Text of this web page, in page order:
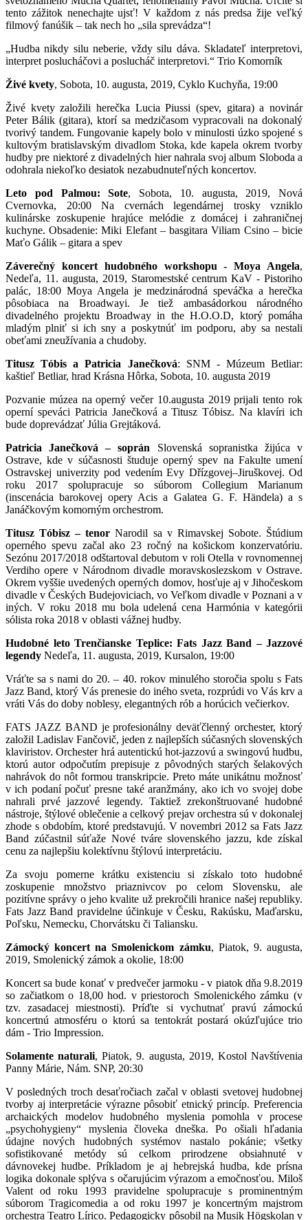
tento zážitok nenechajte ujsť! V každom z nás predsa žije veľký
filmový fanúšik – tak nech ho „sila sprevádza“!
„Hudba nikdy silu neberie, vždy silu dáva. Skladateľ interpretovi,
interpret poslucháčovi a poslucháč interpretovi.“ Trio Komorník
Živé kvety, Sobota, 10. augusta, 2019, Cyklo Kuchyňa, 19:00
Živé kvety založili herečka Lucia Piussi (spev, gitara) a novinár
Peter Bálik (gitara), ktorí sa medzičasom vypracovali na dokonalý
tvorivý tandem. Fungovanie kapely bolo v minulosti úzko spojené s
kultovým bratislavským divadlom Stoka, kde kapela okrem tvorby
hudby pre niektoré z divadelných hier nahrala svoj album Sloboda a
odohrala niekoľko desiatok nezabudnuteľných koncertov.
Leto pod Palmou: Sote, Sobota, 10. augusta, 2019, Nová
Cvernovka, 20:00 Na cvernách legendárnej trosky vzniklo
kulinárske zoskupenie hrajúce melódie z domácej i zahraničnej
kuchyne. Obsadenie: Miki Elefant – basgitara Viliam Csino – bicie
Maťo Gálik – gitara a spev
Záverečný koncert hudobného workshopu - Moya Angela,
Nedeľa, 11. augusta, 2019, Staromestské centrum KaV - Pistoriho
palác, 18:00 Moya Angela je medzinárodná speváčka a herečka
pôsobiaca na Broadwayi. Je tiež ambasádorkou národného
divadelného projektu Broadway in the H.O.O.D, ktorý pomáha
mladým plniť si ich sny a poskytnúť im podporu, aby sa nestali
obeťami zneužívania a chudoby.
Titusz Tóbis a Patricia Janečková: SNM - Múzeum Betliar:
kaštieľ Betliar, hrad Krásna Hôrka, Sobota, 10. augusta 2019
Pozvanie múzea na operný večer 10.augusta 2019 prijali tento rok
operní speváci Patricia Janečková a Titusz Tóbisz. Na klavíri ich
bude doprevádzať Júlia Grejtáková.
Patricia Janečková – soprán Slovenská sopranistka žijúca v
Ostrave, kde v súčasnosti študuje operný spev na Fakulte umení
Ostravskej univerzity pod vedením Evy Dřízgovej–Jiruškovej. Od
roku 2017 spolupracuje so súborom Collegium Marianum
(inscenácia barokovej opery Acis a Galatea G. F. Händela) a s
Janáčkovým komorným orchestrom.
Titusz Tóbisz – tenor Narodil sa v Rimavskej Sobote. Štúdium
operného spevu začal ako 23 ročný na košickom konzervatóriu.
Sezónu 2017/2018 odštartoval debutom v roli Otella v rovnomennej
Verdiho opere v Národnom divadle moravskoslezskom v Ostrave.
Okrem vyššie uvedených operných domov, hosťuje aj v Jihočeskom
divadle v Českých Budejoviciach, vo Veľkom divadle v Poznani a v
iných. V roku 2018 mu bola udelená cena Harmónia v kategórii
sólista roka 2018 v oblasti vážnej hudby.
Hudobné leto Trenčianske Teplice: Fats Jazz Band – Jazzové
legendy Nedeľa, 11. augusta, 2019, Kursalon, 19:00
Vráťte sa s nami do 20. – 40. rokov minulého storočia spolu s Fats
Jazz Band, ktorý Vás prenesie do iného sveta, rozprúdi vo Vás krv a
vráti Vás do doby noblesy, elegantných rób a horúcich večierkov.
FATS JAZZ BAND je profesionálny deväťčlenný orchester, ktorý
založil Ladislav Fančovič, jeden z najlepších súčasných slovenských
klaviristov. Orchester hrá autentickú hot-jazzovú a swingovú hudbu,
ktorú autor odpočutím prepisuje z pôvodných starých šelakových
nahrávok do nôt formou transkripcie. Preto máte unikátnu možnosť
v ich podaní počuť presne také aranžmány, ako ich vo svojej dobe
nahrali prvé jazzové legendy. Taktiež zrekonštruované hudobné
nástroje, štýlové oblečenie a celkový prejav orchestra sú v dokonalej
zhode s obdobím, ktoré predstavujú. V novembri 2012 sa Fats Jazz
Band zúčastnil súťaže Nové tváre slovenského jazzu, kde získal
cenu za najlepšiu kolektívnu štýlovú interpretáciu.
Za svoju pomerne krátku existenciu si získalo toto hudobné
zoskupenie množstvo priaznivcov po celom Slovensku, ale
pozitívne správy o jeho kvalite už prekročili hranice našej republiky.
Fats Jazz Band pravidelne účinkuje v Česku, Rakúsku, Maďarsku,
Poľsku, Nemecku, Chorvátsku či Taliansku.
Zámocký koncert na Smolenickom zámku, Piatok, 9. augusta,
2019, Smolenický zámok a okolie, 18:00
Koncert sa bude konať v predvečer jarmoku - v piatok dňa 9.8.2019
so začiatkom o 18,00 hod. v priestoroch Smolenického zámku (v
tzv. zasadacej miestnosti). Príďte si vychutnať pravú zámockú
koncertnú atmosféru o ktorú sa tentokrát postará okúzľujúce trio
dám - Trio Impression.
Solamente naturali, Piatok, 9. augusta, 2019, Kostol Navštívenia
Panny Márie, Nám. SNP, 20:30
V posledných troch desaťročiach začal v oblasti svetovej hudobnej
tvorby aj interpretácie výrazne pôsobiť etnický princíp. Preferencia
archaických modelov hudobného myslenia pomohla v procese
„psychohygieny“ myslenia človeka dneška. Po ošiali hľadania
údajne nových hudobných systémov nastalo pokánie; všetky
sofistikované metódy sú celkom prirodzene obsiahnuté v
dávnovekej hudbe. Príkladom je aj hebrejská hudba, kde prísna
logika dokonale splýva s očarujúcim výrazom a emočnosťou. Miloš
Valent od roku 1993 pravidelne spolupracuje s prominentným
súborom Tragicomedia a od roku 1997 je koncertným majstrom
orchestra Teatro Lírico. Pedagogicky pôsobil na Musik Högskolan v